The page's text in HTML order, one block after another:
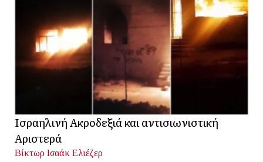
Ισραηλινή Ακροδεξιά και αντισιωνιστική
Αριστερά
Βίκτωρ Ισαάκ Ελιέζερ